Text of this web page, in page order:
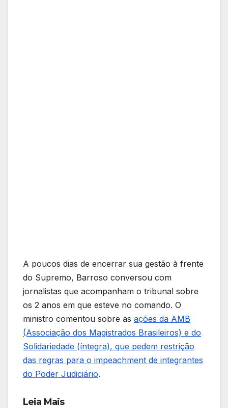
A poucos dias de encerrar sua gestão à frente
do Supremo, Barroso conversou com
jornalistas que acompanham o tribunal sobre
os 2 anos em que esteve no comando. O
ministro comentou sobre as ações da AMB
(Associação dos Magistrados Brasileiros) e do
Solidariedade (íntegra), que pedem restrição
das regras para o impeachment de integrantes
do Poder Judiciário.
Leia Mais